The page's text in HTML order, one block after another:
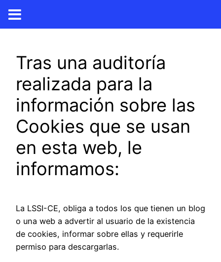
contenido
Tras una auditoría
realizada para la
información sobre las
Cookies que se usan
en esta web, le
informamos:
La LSSI-CE, obliga a todos los que tienen un blog
o una web a advertir al usuario de la existencia
de cookies, informar sobre ellas y requerirle
permiso para descargarlas.